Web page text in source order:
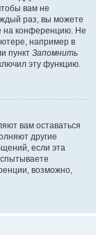
вам не
раз, вы можете
на конференцию. Не
например в
пункт Запомнить
эту функцию.
вам оставаться
другие
если эта
возможно,